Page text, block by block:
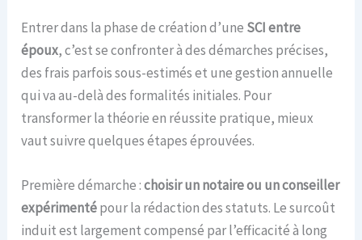
Entrer dans la phase de création d’une SCI entre
époux, c’est se confronter à des démarches précises,
des frais parfois sous-estimés et une gestion annuelle
qui va au-delà des formalités initiales. Pour
transformer la théorie en réussite pratique, mieux
vaut suivre quelques étapes éprouvées.
Première démarche :choisir un notaire ou un conseiller
expérimentépour la rédaction des statuts. Le surcoût
induit est largement compensé par l’efficacité à long